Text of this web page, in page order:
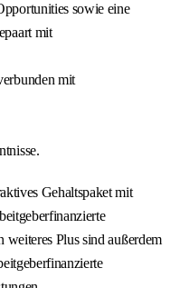
sowie eine
mit
mit
Gehaltspaket mit
Plus sind außerdem